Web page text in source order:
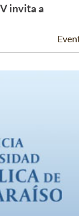
Leer Más +
invita a